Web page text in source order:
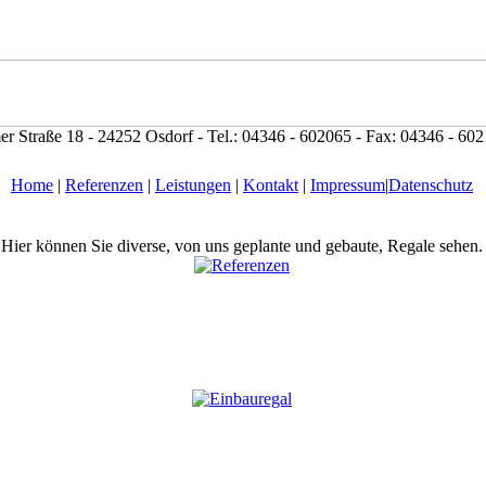
Straße 18 - 24252 Osdorf - Tel.: 04346 - 602065 - Fax: 04346 -
Home | Referenzen | Leistungen | Kontakt | Impressum|Datenschutz
Hier können Sie diverse, von uns geplante und gebaute, Regale sehen.